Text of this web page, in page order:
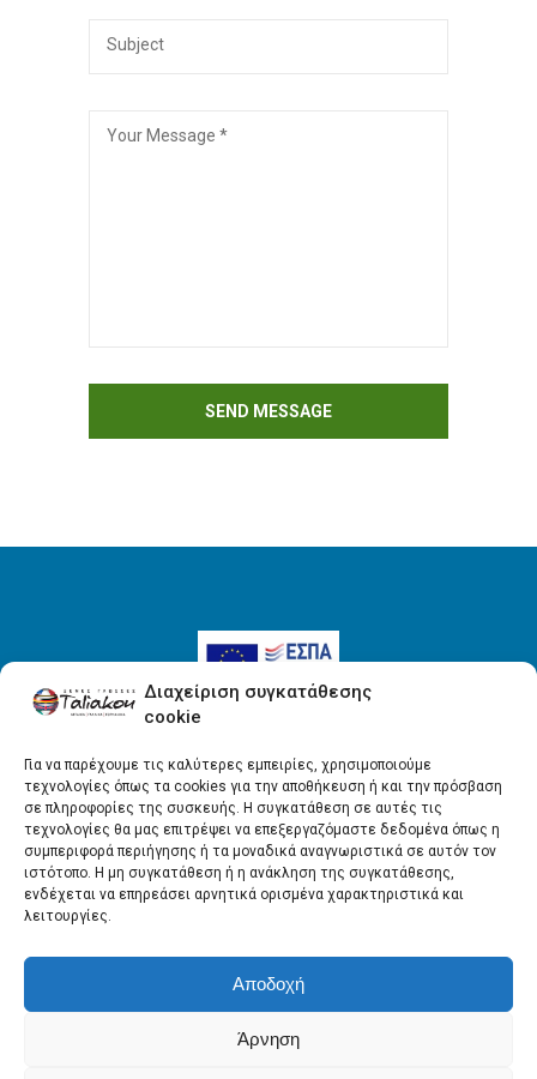
Διαχείριση συγκατάθεσης
cookie
Για να παρέχουμε τις καλύτερες εμπειρίες, χρησιμοποιούμε
τεχνολογίες όπως τα cookies για την αποθήκευση ή και την πρόσβαση
σε πληροφορίες της συσκευής. Η συγκατάθεση σε αυτές τις
τεχνολογίες θα μας επιτρέψει να επεξεργαζόμαστε δεδομένα όπως η
συμπεριφορά περιήγησης ή τα μοναδικά αναγνωριστικά σε αυτόν τον
ιστότοπο. Η μη συγκατάθεση ή η ανάκληση της συγκατάθεσης,
ενδέχεται να επηρεάσει αρνητικά ορισμένα χαρακτηριστικά και
λειτουργίες.
Αποδοχή
Άρνηση
Subject
Your Message *
Όροι Χρήσης
Πολιτική απορρήτου
Copyright © ΤΑΛΙΑΚΟΥ ΕΠΕ - All rights reserved